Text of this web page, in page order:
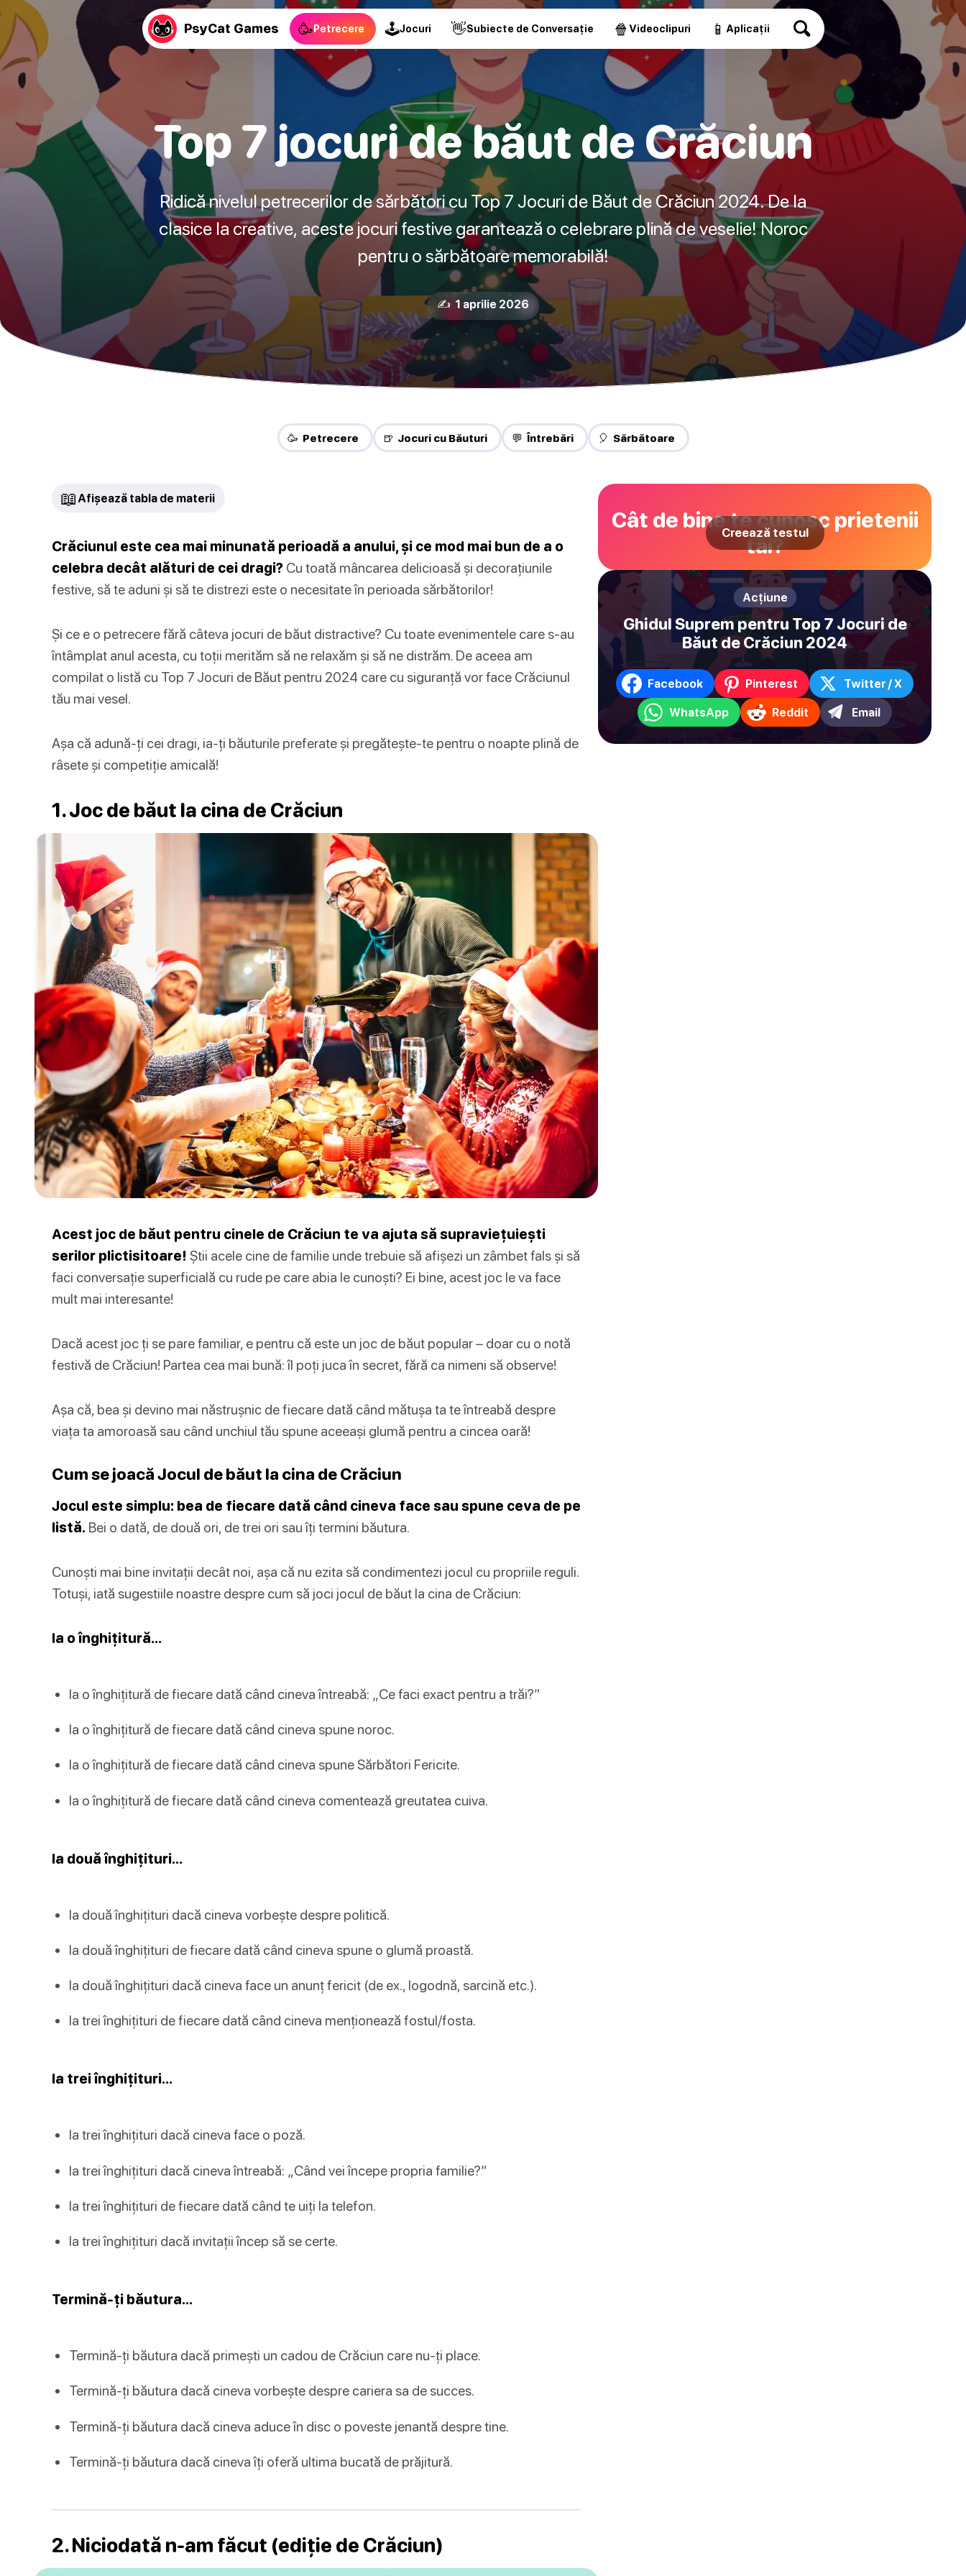
PsyCat Games 🥳Petrecere 🕹Jocuri 👋Subiecte de Conversație 🍿 Videoclipuri 📱 Aplicații
Top 7 jocuri de băut de Crăciun
Ridică nivelul petrecerilor de sărbători cu Top 7 Jocuri de Băut de Crăciun 2024. De la
clasice la creative, aceste jocuri festive garantează o celebrare plină de veselie! Noroc
pentru o sărbătoare memorabilă!
✍️ 1 aprilie 2026
🥳 Petrecere 🍺 Jocuri cu Băuturi 💬 Întrebări 🎈 Sărbătoare
📖 Afișează tabla de materii
Crăciunul este cea mai minunată perioadă a anului, și ce mod mai bun de a o
celebra decât alături de cei dragi? Cu toată mâncarea delicioasă și decorațiunile
festive, să te aduni și să te distrezi este o necesitate în perioada sărbătorilor!
Și ce e o petrecere fără câteva jocuri de băut distractive? Cu toate evenimentele care s-au
întâmplat anul acesta, cu toții merităm să ne relaxăm și să ne distrăm. De aceea am
compilat o listă cu Top 7 Jocuri de Băut pentru 2024 care cu siguranță vor face Crăciunul
tău mai vesel.
Așa că adună-ți cei dragi, ia-ți băuturile preferate și pregătește-te pentru o noapte plină de
râsete și competiție amicală!
1. Joc de băut la cina de Crăciun
Acest joc de băut pentru cinele de Crăciun te va ajuta să supraviețuiești
serilor plictisitoare! Știi acele cine de familie unde trebuie să afișezi un zâmbet fals și să
faci conversație superficială cu rude pe care abia le cunoști? Ei bine, acest joc le va face
mult mai interesante!
Dacă acest joc ți se pare familiar, e pentru că este un joc de băut popular – doar cu o notă
festivă de Crăciun! Partea cea mai bună: îl poți juca în secret, fără ca nimeni să observe!
Așa că, bea și devino mai năstrușnic de fiecare dată când mătușa ta te întreabă despre
viața ta amoroasă sau când unchiul tău spune aceeași glumă pentru a cincea oară!
Cum se joacă Jocul de băut la cina de Crăciun
Jocul este simplu: bea de fiecare dată când cineva face sau spune ceva de pe
listă. Bei o dată, de două ori, de trei ori sau îți termini băutura.
Cunoști mai bine invitații decât noi, așa că nu ezita să condimentezi jocul cu propriile reguli.
Totuși, iată sugestiile noastre despre cum să joci jocul de băut la cina de Crăciun:
Ia o înghițitură…
Ia o înghițitură de fiecare dată când cineva întreabă: „Ce faci exact pentru a trăi?”
Ia o înghițitură de fiecare dată când cineva spune noroc.
Ia o înghițitură de fiecare dată când cineva spune Sărbători Fericite.
Ia o înghițitură de fiecare dată când cineva comentează greutatea cuiva.
Ia două înghițituri…
Ia două înghițituri dacă cineva vorbește despre politică.
Ia două înghițituri de fiecare dată când cineva spune o glumă proastă.
Ia două înghițituri dacă cineva face un anunț fericit (de ex., logodnă, sarcină etc.).
Ia trei înghițituri de fiecare dată când cineva menționează fostul/fosta.
Ia trei înghițituri…
Ia trei înghițituri dacă cineva face o poză.
Ia trei înghițituri dacă cineva întreabă: „Când vei începe propria familie?”
Ia trei înghițituri de fiecare dată când te uiți la telefon.
Ia trei înghițituri dacă invitații încep să se certe.
Termină-ți băutura…
Termină-ți băutura dacă primești un cadou de Crăciun care nu-ți place.
Termină-ți băutura dacă cineva vorbește despre cariera sa de succes.
Termină-ți băutura dacă cineva aduce în disc o poveste jenantă despre tine.
Termină-ți băutura dacă cineva îți oferă ultima bucată de prăjitură.
2. Niciodată n-am făcut (ediție de Crăciun)
Cât de bine te cunosc prietenii
tăi?
Creează testul
Acțiune
Ghidul Suprem pentru Top 7 Jocuri de
Băut de Crăciun 2024
Facebook Pinterest Twitter / X
WhatsApp Reddit Email